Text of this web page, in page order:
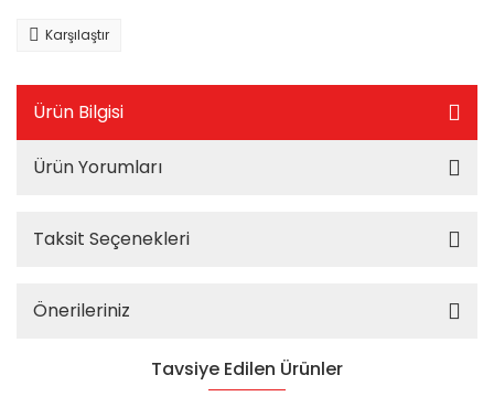
Karşılaştır
Ürün Bilgisi
Ürün Yorumları
Taksit Seçenekleri
Önerileriniz
Tavsiye Edilen Ürünler